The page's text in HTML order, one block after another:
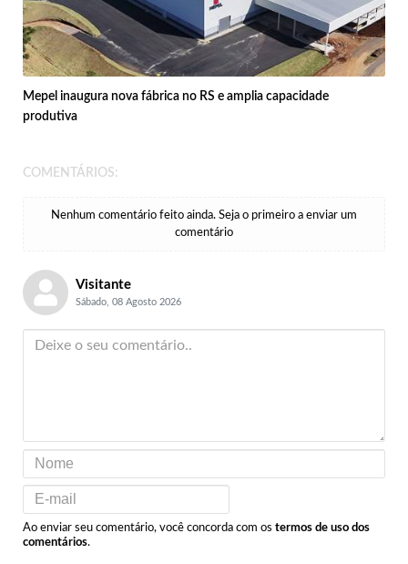
Mepel inaugura nova fábrica no RS e amplia capacidade
produtiva
COMENTÁRIOS:
Nenhum comentário feito ainda. Seja o primeiro a enviar um
comentário
Visitante
Sábado, 08 Agosto 2026
Ao enviar seu comentário, você concorda com os termos de uso dos
comentários.